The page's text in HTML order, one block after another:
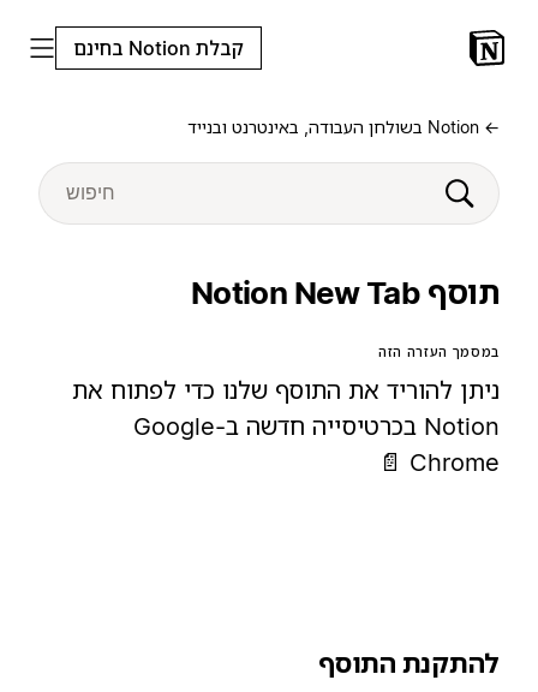
קבלת Notion בחינם
← Notion בשולחן העבודה, באינטרנט ובנייד
תוסף Notion New Tab
במסמך העזרה הזה
ניתן להוריד את התוסף שלנו כדי לפתוח את
Notion בכרטיסייה חדשה ב-Google
Chrome 📄
להתקנת התוסף